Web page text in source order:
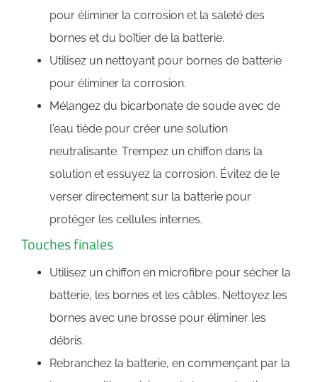
pour éliminer la corrosion et la saleté des
bornes et du boîtier de la batterie.
Utilisez un nettoyant pour bornes de batterie
pour éliminer la corrosion.
Mélangez du bicarbonate de soude avec de
l'eau tiède pour créer une solution
neutralisante. Trempez un chiffon dans la
solution et essuyez la corrosion. Évitez de le
verser directement sur la batterie pour
protéger les cellules internes.
Touches finales
Utilisez un chiffon en microfibre pour sécher la
batterie, les bornes et les câbles. Nettoyez les
bornes avec une brosse pour éliminer les
débris.
Rebranchez la batterie, en commençant par la